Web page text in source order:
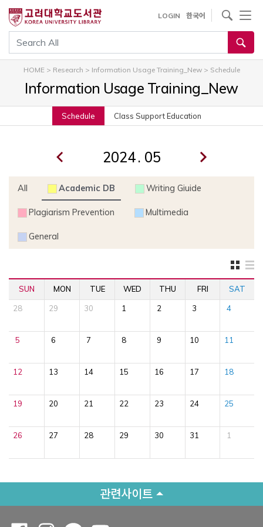
건
기
통합검색
LOGIN 한국어
사이트내 검색
HOME> Research > Information Usage Training_New> Schedule
Information Usage Training_New
Schedule Class Support Education
.
All Academic DB Writing Giuide
Plagiarism Prevention Multimedia
General
SUN MON TUE WED THU FRI SAT
28 29 30 1 2 3 4
5 6 7 8 9 10 11
12 13 14 15 16 17 18
19 20 21 22 23 24 25
26 27 28 29 30 31 1
관련사이트